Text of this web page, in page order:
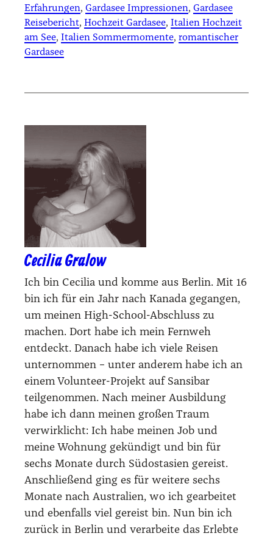
Erfahrungen, Gardasee Impressionen, Gardasee
Reisebericht, Hochzeit Gardasee, Italien Hochzeit
am See, Italien Sommermomente, romantischer
Gardasee
Cecilia Gralow
Ich bin Cecilia und komme aus Berlin. Mit 16
bin ich für ein Jahr nach Kanada gegangen,
um meinen High-School-Abschluss zu
machen. Dort habe ich mein Fernweh
entdeckt. Danach habe ich viele Reisen
unternommen – unter anderem habe ich an
einem Volunteer-Projekt auf Sansibar
teilgenommen. Nach meiner Ausbildung
habe ich dann meinen großen Traum
verwirklicht: Ich habe meinen Job und
meine Wohnung gekündigt und bin für
sechs Monate durch Südostasien gereist.
Anschließend ging es für weitere sechs
Monate nach Australien, wo ich gearbeitet
und ebenfalls viel gereist bin. Nun bin ich
zurück in Berlin und verarbeite das Erlebte